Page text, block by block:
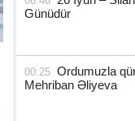
Günüdür
00:25 Ordumuzla
Mehriban Əliyeva